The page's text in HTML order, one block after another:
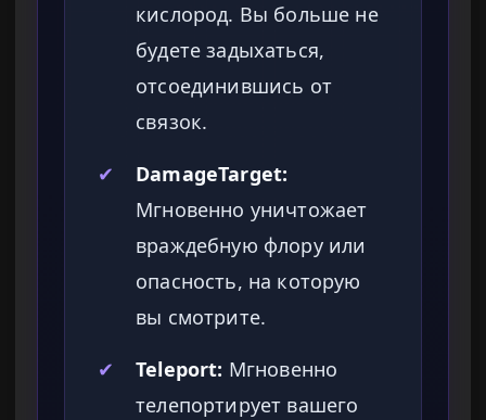
кислород. Вы больше не
будете задыхаться,
отсоединившись от
связок.
✔
DamageTarget:
Мгновенно уничтожает
враждебную флору или
опасность, на которую
вы смотрите.
✔
Teleport: Мгновенно
телепортирует вашего